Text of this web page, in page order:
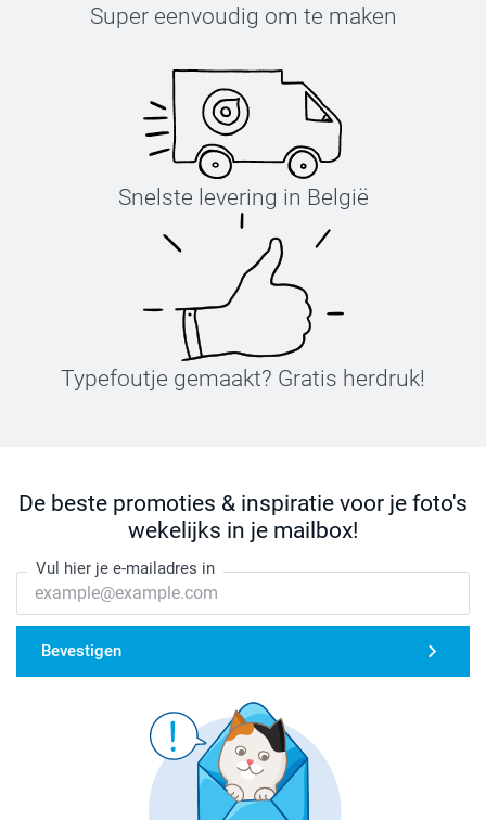
Super eenvoudig om te maken
Snelste levering in België
Typefoutje gemaakt? Gratis herdruk!
De beste promoties & inspiratie voor je foto's
wekelijks in je mailbox!
Vul hier je e-mailadres in
Bevestigen